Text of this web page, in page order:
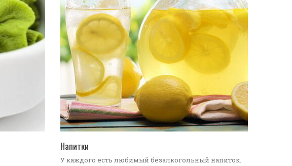
Напитки
У каждого есть любимый безалкогольный напиток.